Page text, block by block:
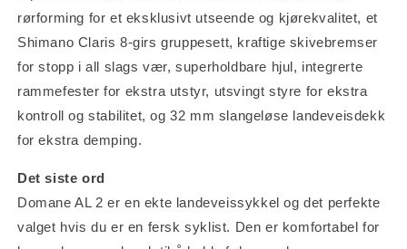
rørforming for et eksklusivt utseende og kjørekvalitet, et
Shimano Claris 8-girs gruppesett, kraftige skivebremser
for stopp i all slags vær, superholdbare hjul, integrerte
rammefester for ekstra utstyr, utsvingt styre for ekstra
kontroll og stabilitet, og 32 mm slangeløse landeveisdekk
for ekstra demping.
Det siste ord
Domane AL 2 er en ekte landeveissykkel og det perfekte
valget hvis du er en fersk syklist. Den er komfortabel for